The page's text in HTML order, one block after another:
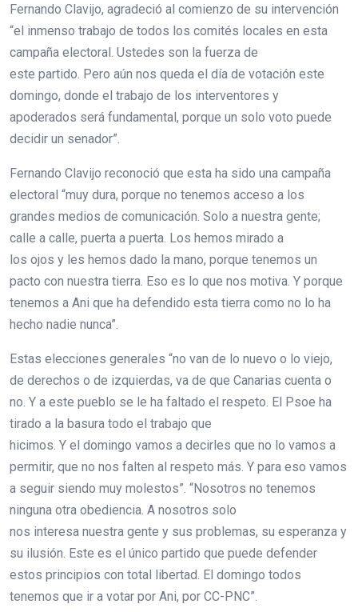
Fernando Clavijo, agradeció al comienzo de su intervención
“el inmenso trabajo de todos los comités locales en esta
campaña electoral. Ustedes son la fuerza de
este partido. Pero aún nos queda el día de votación este
domingo, donde el trabajo de los interventores y
apoderados será fundamental, porque un solo voto puede
decidir un senador”.
Fernando Clavijo reconoció que esta ha sido una campaña
electoral “muy dura, porque no tenemos acceso a los
grandes medios de comunicación. Solo a nuestra gente;
calle a calle, puerta a puerta. Los hemos mirado a
los ojos y les hemos dado la mano, porque tenemos un
pacto con nuestra tierra. Eso es lo que nos motiva. Y porque
tenemos a Ani que ha defendido esta tierra como no lo ha
hecho nadie nunca”.
Estas elecciones generales “no van de lo nuevo o lo viejo,
de derechos o de izquierdas, va de que Canarias cuenta o
no. Y a este pueblo se le ha faltado el respeto. El Psoe ha
tirado a la basura todo el trabajo que
hicimos. Y el domingo vamos a decirles que no lo vamos a
permitir, que no nos falten al respeto más. Y para eso vamos
a seguir siendo muy molestos”. “Nosotros no tenemos
ninguna otra obediencia. A nosotros solo
nos interesa nuestra gente y sus problemas, su esperanza y
su ilusión. Este es el único partido que puede defender
estos principios con total libertad. El domingo todos
tenemos que ir a votar por Ani, por CC-PNC”.